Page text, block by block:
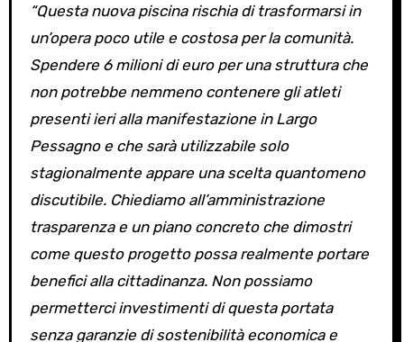
“Questa nuova piscina rischia di trasformarsi in
un’opera poco utile e costosa per la comunità.
Spendere 6 milioni di euro per una struttura che
non potrebbe nemmeno contenere gli atleti
presenti ieri alla manifestazione in Largo
Pessagno e che sarà utilizzabile solo
stagionalmente appare una scelta quantomeno
discutibile. Chiediamo all’amministrazione
trasparenza e un piano concreto che dimostri
come questo progetto possa realmente portare
benefici alla cittadinanza. Non possiamo
permetterci investimenti di questa portata
senza garanzie di sostenibilità economica e